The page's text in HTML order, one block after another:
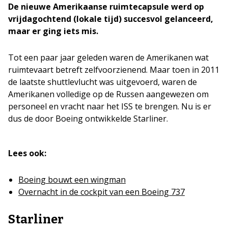
De nieuwe Amerikaanse ruimtecapsule werd op
vrijdagochtend (lokale tijd) succesvol gelanceerd,
maar er ging iets mis.
Tot een paar jaar geleden waren de Amerikanen wat
ruimtevaart betreft zelfvoorzienend. Maar toen in 2011
de laatste shuttlevlucht was uitgevoerd, waren de
Amerikanen volledige op de Russen aangewezen om
personeel en vracht naar het ISS te brengen. Nu is er
dus de door Boeing ontwikkelde Starliner.
Lees ook:
Boeing bouwt een wingman
Overnacht in de cockpit van een Boeing 737
Starliner